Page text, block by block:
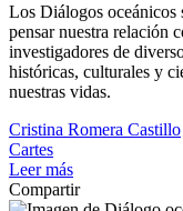
Los Diálogos oceánicos
pensar nuestra relación
investigadores de
históricas, culturales y
nuestras vidas.
Cristina Romera Castillo
Cartes
Leer más
Compartir